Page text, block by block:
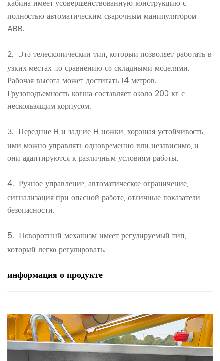
кабина имеет усовершенствованную конструкцию с
полностью автоматическим сварочным манипулятором
ABB.
2. Это телескопический тип, который позволяет работать в
узких местах по сравнению со складными моделями.
Рабочая высота может достигать 14 метров.
Грузоподъемность ковша составляет около 200 кг с
нескользящим корпусом.
3. Передние H и задние H ножки, хорошая устойчивость,
ими можно управлять одновременно или независимо, и
они адаптируются к различным условиям работы.
4. Ручное управление, автоматическое ограничение,
сигнализация при опасной работе, отличные показатели
безопасности.
5. Поворотный механизм имеет регулируемый тип,
который легко регулировать.
информацияо продукте